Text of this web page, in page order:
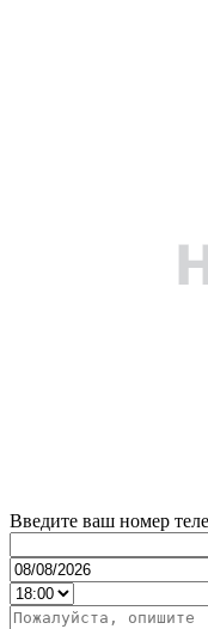
Введите ваш номер